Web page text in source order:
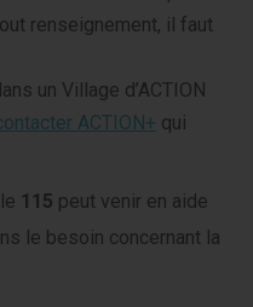
renseignement, il faut
un Village d’ACTION
ACTION+ qui
115 peut venir en aide
le besoin concernant la